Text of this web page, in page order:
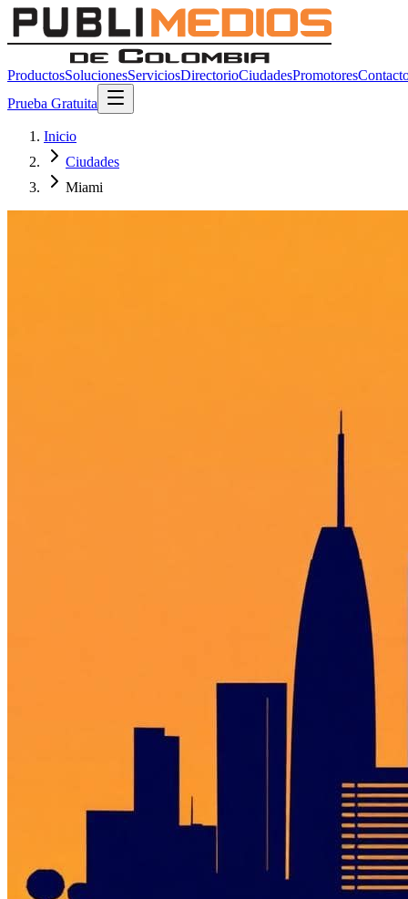
ProductosSolucionesServiciosDirectorioCiudadesPromotores
Prueba Gratuita
Inicio
Ciudades
Miami